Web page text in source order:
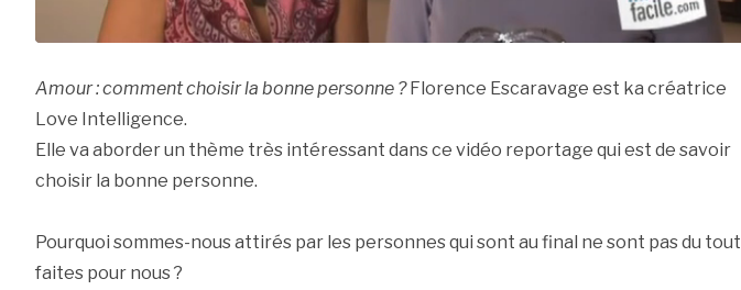
Amour : comment choisir la bonne personne ?Florence Escaravage est ka créatrice
Love Intelligence.
Elle va aborder un thème très intéressant dans ce vidéo reportage qui est de savoir
choisir la bonne personne.
Pourquoi sommes-nous attirés par les personnes qui sont au final ne sont pas du tout
faites pour nous ?